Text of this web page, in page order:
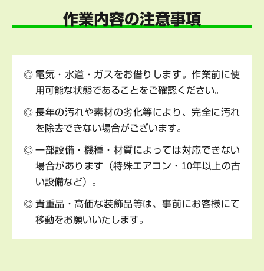
作業内容の注意事項
電気・水道・ガスをお借りします。作業前に使
用可能な状態であることをご確認ください。
長年の汚れや素材の劣化等により、完全に汚れ
を除去できない場合がございます。
一部設備・機種・材質によっては対応できない
場合があります（特殊エアコン・10年以上の古
い設備など）。
貴重品・高価な装飾品等は、事前にお客様にて
移動をお願いいたします。